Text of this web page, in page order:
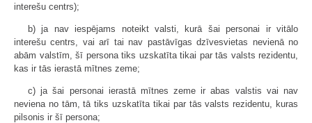
interešu centrs);
b) ja nav iespējams noteikt valsti, kurā šai personai ir vitālo
interešu centrs, vai arī tai nav pastāvīgas dzīvesvietas nevienā no
abām valstīm, šī persona tiks uzskatīta tikai par tās valsts rezidentu,
kas ir tās ierastā mītnes zeme;
c) ja šai personai ierastā mītnes zeme ir abas valstis vai nav
neviena no tām, tā tiks uzskatīta tikai par tās valsts rezidentu, kuras
pilsonis ir šī persona;